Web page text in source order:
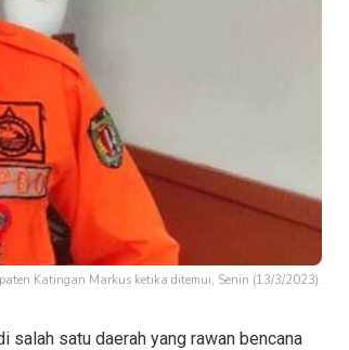
Katingan Markus ketika ditemui, Senin (13/3/2023).
salah satu daerah yang rawan bencana